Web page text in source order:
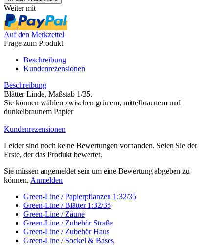
Weiter mit
Auf den Merkzettel
Frage zum Produkt
Beschreibung
Kundenrezensionen
Beschreibung
Blätter Linde, Maßstab 1/35.
Sie können wählen zwischen grünem, mittelbraunem und
dunkelbraunem Papier
Kundenrezensionen
Leider sind noch keine Bewertungen vorhanden. Seien Sie der
Erste, der das Produkt bewertet.
Sie müssen angemeldet sein um eine Bewertung abgeben zu
können. Anmelden
Green-Line / Papierpflanzen 1:32/35
Green-Line / Blätter 1:32/35
Green-Line / Zäune
Green-Line / Zubehör Straße
Green-Line / Zubehör Haus
Green-Line / Sockel & Bases